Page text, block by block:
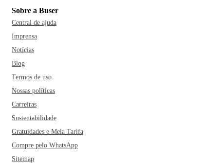
Sobre a Buser
Central de ajuda
Imprensa
Notícias
Blog
Termos de uso
Nossas políticas
Carreiras
Sustentabilidade
Gratuidades e Meia Tarifa
Compre pelo WhatsApp
Sitemap